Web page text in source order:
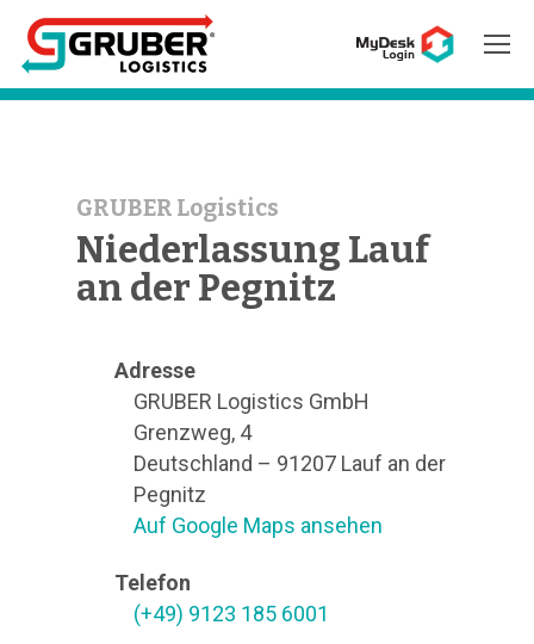
GRUBER Logistics
Niederlassung Lauf
an der Pegnitz
Adresse
GRUBER Logistics GmbH
Grenzweg, 4
Deutschland – 91207 Lauf an der
Pegnitz
Auf Google Maps ansehen
Telefon
(+49) 9123 185 6001